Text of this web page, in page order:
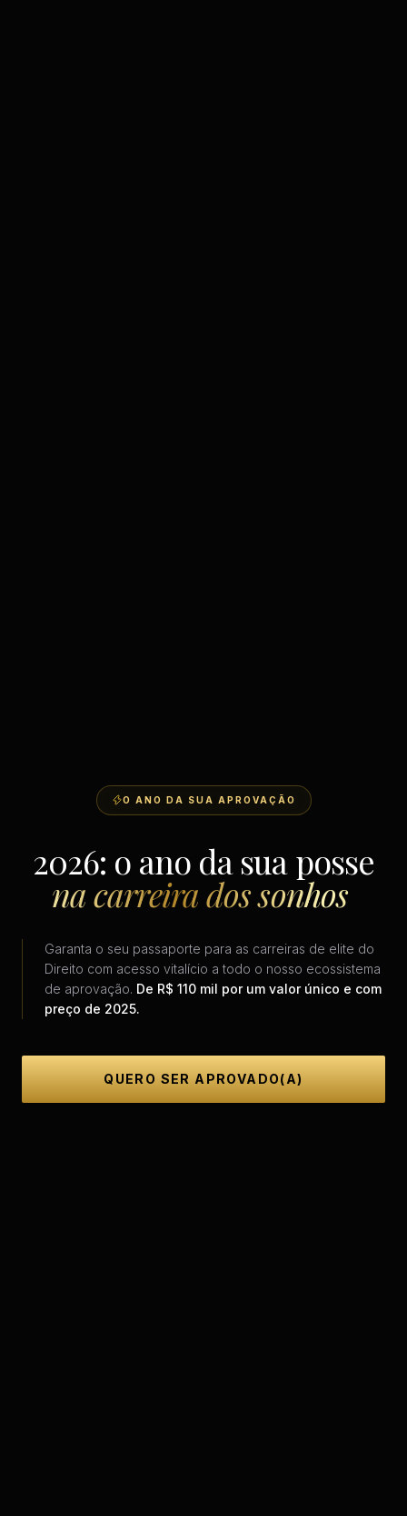
O ANO DA SUA APROVAÇÃO
2026: o ano da sua posse
na carreira dos sonhos
Garanta o seu passaporte para as carreiras de elite do
Direito com acesso vitalício a todo o nosso ecossistema
de aprovação. De R$ 110 mil por um valor único e com
preço de 2025.
QUERO SER APROVADO(A)